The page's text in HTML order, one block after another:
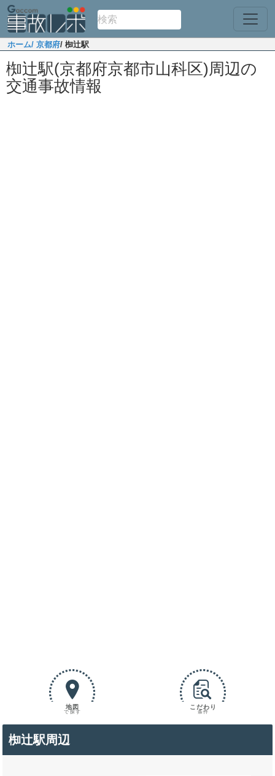
ホーム/ 京都府/ 椥辻駅
椥辻駅(京都府京都市山科区)周辺の
交通事故情報
地図
で探す
こだわり
条件
椥辻駅周辺